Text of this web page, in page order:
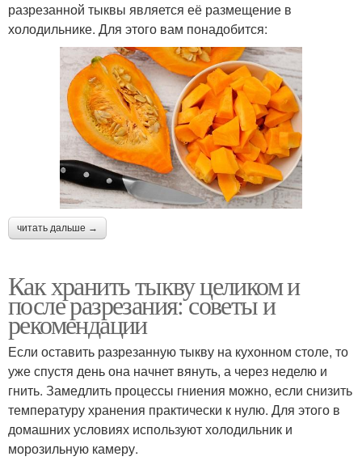
разрезанной тыквы является её размещение в
холодильнике. Для этого вам понадобится:
читать дальше →
Как хранить тыкву целиком и
после разрезания: советы и
рекомендации
Если оставить разрезанную тыкву на кухонном столе, то
уже спустя день она начнет вянуть, а через неделю и
гнить. Замедлить процессы гниения можно, если снизить
температуру хранения практически к нулю. Для этого в
домашних условиях используют холодильник и
морозильную камеру.